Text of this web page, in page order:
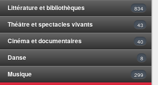
Littérature et bibliothèques 834
Théâtre et spectacles vivants 43
Cinéma et documentaires 40
Danse 8
Musique 299